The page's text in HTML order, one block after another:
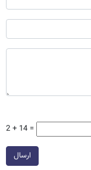
2 + 14 =
ارسال